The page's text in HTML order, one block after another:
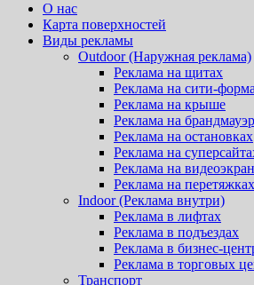
О нас
Карта поверхностей
Виды рекламы
Outdoor (Наружная реклама)
Реклама на щитах
Реклама на сити-
Реклама на крыше
Реклама на
Реклама на остановках
Реклама на
Реклама на
Реклама на перетяжках
Indoor (Реклама внутри)
Реклама в лифтах
Реклама в подъездах
Реклама в бизнес-
Реклама в торговых
Транспорт